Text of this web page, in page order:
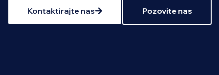
Kontaktirajte nas Pozovite nas